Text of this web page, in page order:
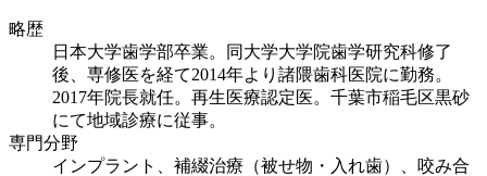
略歴
日本大学歯学部卒業。同大学大学院歯学研究科修了
後、専修医を経て2014年より諸隈歯科医院に勤務。
2017年院長就任。再生医療認定医。千葉市稲毛区黒砂
にて地域診療に従事。
専門分野
インプラント、補綴治療（被せ物・入れ歯）、咬み合